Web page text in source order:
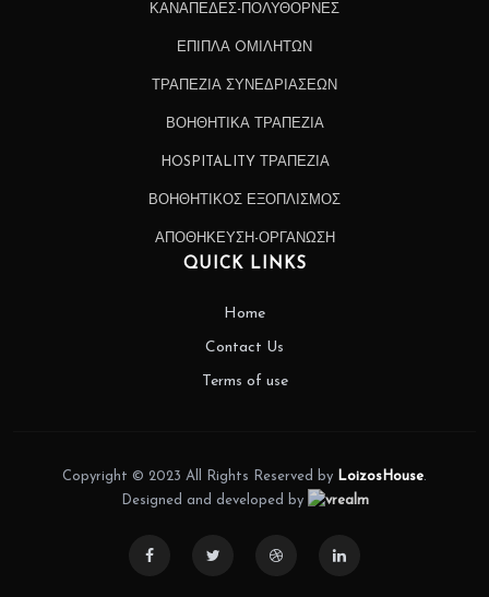
ΚΑΝΑΠΕΔΕΣ-ΠΟΛΥΘΟΡΝΕΣ
ΕΠΙΠΛΑ OΜΙΛΗΤΩΝ
ΤΡΑΠΕΖΙΑ ΣΥΝΕΔΡΙΑΣΕΩΝ
ΒΟΗΘΗΤΙΚΑ ΤΡΑΠΕΖΙΑ
HOSPITALITY ΤΡΑΠΕΖΙΑ
ΒΟΗΘΗΤΙΚΟΣ ΕΞΟΠΛΙΣΜΟΣ
ΑΠΟΘΗΚΕΥΣΗ-ΟΡΓΑΝΩΣΗ
QUICK LINKS
Home
Contact Us
Terms of use
Copyright © 2023 All Rights Reserved by LoizosHouse
Designed and developed by